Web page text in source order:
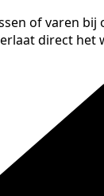
of varen bij
direct het